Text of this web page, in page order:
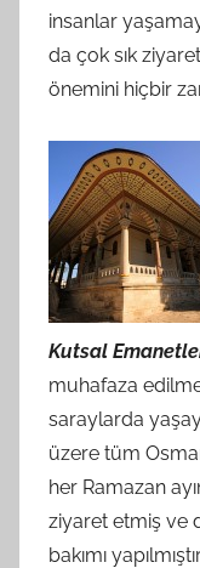
insanlar
da çok sık
önemini hiçbir
Kutsal
muhafaza
saraylarda
üzere tüm
her Ramazan
ziyaret etmiş ve
bakımı